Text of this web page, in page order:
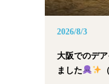
2026/8/3
大阪でのデ
ました